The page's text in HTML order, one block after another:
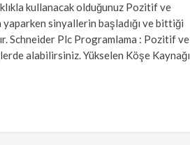
kullanacak olduğunuz Pozitif ve
sinyallerin başladığı ve bittiği
Schneider Plc Programlama : Pozitif ve
alabilirsiniz. Yükselen Köşe Kaynağı